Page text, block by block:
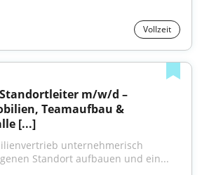
Vollzeit
m/w/d –
Teamaufbau &
[...]
unternehmerisch
Standort aufbauen und ein...